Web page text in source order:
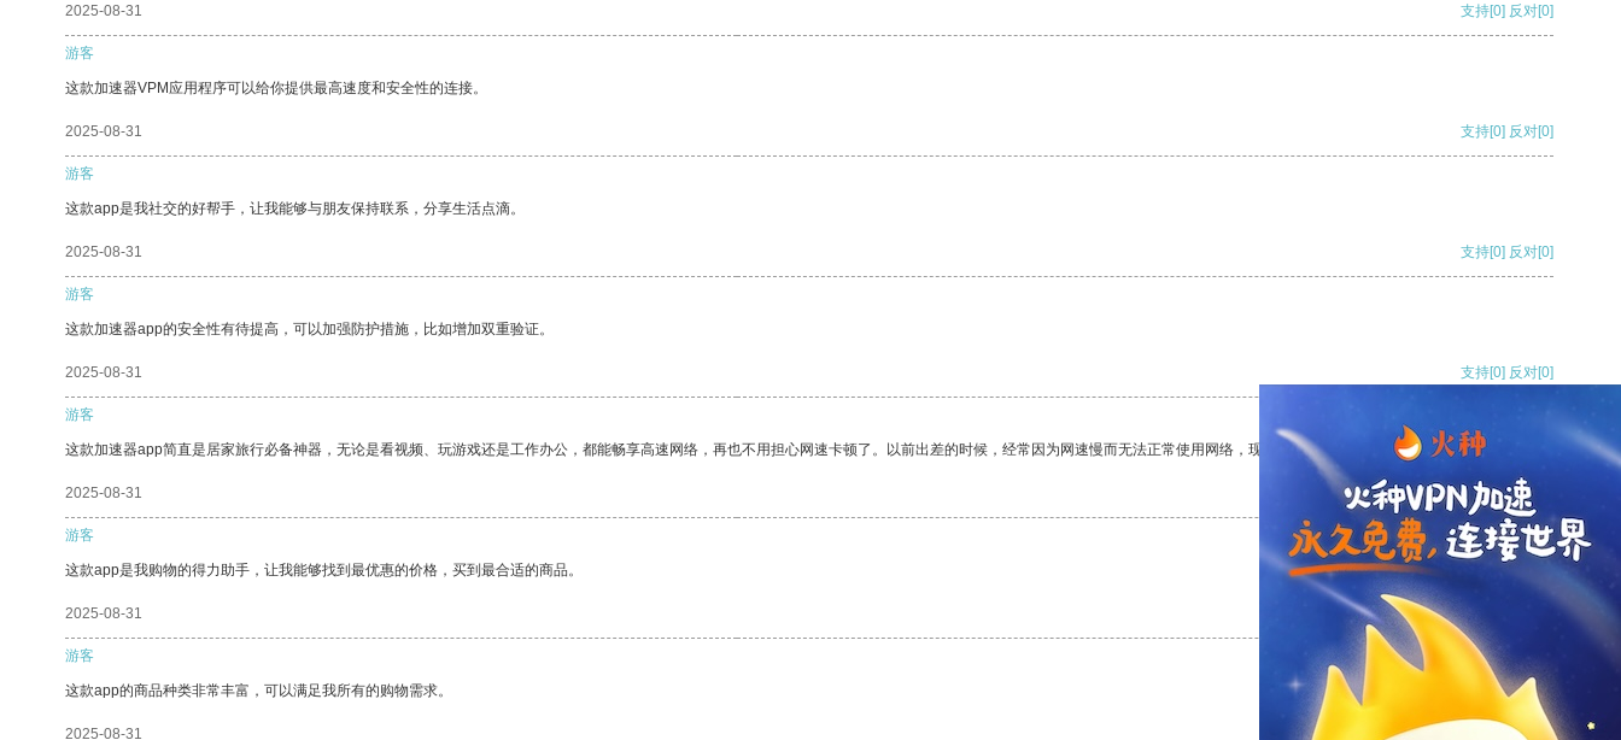
2025-08-31 支持[0] 反对[0]
游客
这款加速器VPM应用程序可以给你提供最高速度和安全性的连接。
2025-08-31 支持[0] 反对[0]
游客
这款app是我社交的好帮手，让我能够与朋友保持联系，分享生活点滴。
2025-08-31 支持[0] 反对[0]
游客
这款加速器app的安全性有待提高，可以加强防护措施，比如增加双重验证。
2025-08-31 支持[0] 反对[0]
游客
这款加速器app简直是居家旅行必备神器，无论是看视频、玩游戏还是工作办公，都能畅享高速网络，再也不用担心网速卡顿了。以前出差的时候，经常因为网速慢而无法正常使用网络，现在有了这个app，我再也不用担心了。
2025-08-31 支持[0] 反对
游客
这款app是我购物的得力助手，让我能够找到最优惠的价格，买到最合适的商品。
2025-08-31 支持
游客
这款app的商品种类非常丰富，可以满足我所有的购物需求。
2025-08-31 反对 [0]